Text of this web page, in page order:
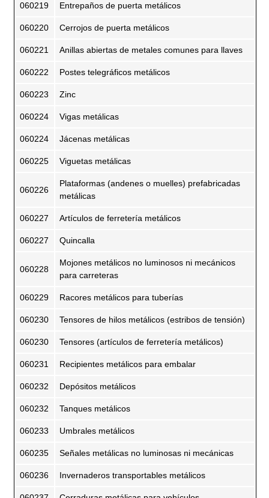
060219 Entrepaños de puerta metálicos
060220 Cerrojos de puerta metálicos
060221 Anillas abiertas de metales comunes para llaves
060222 Postes telegráficos metálicos
060223 Zinc
060224 Vigas metálicas
060224 Jácenas metálicas
060225 Viguetas metálicas
060226
Plataformas (andenes o muelles) prefabricadas
metálicas
060227 Artículos de ferretería metálicos
060227 Quincalla
060228
Mojones metálicos no luminosos ni mecánicos
para carreteras
060229 Racores metálicos para tuberías
060230 Tensores de hilos metálicos (estribos de tensión)
060230 Tensores (artículos de ferretería metálicos)
060231 Recipientes metálicos para embalar
060232 Depósitos metálicos
060232 Tanques metálicos
060233 Umbrales metálicos
060235 Señales metálicas no luminosas ni mecánicas
060236 Invernaderos transportables metálicos